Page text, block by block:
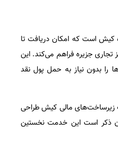
کیش است که امکان دریافت تا
تجاری جزیره فراهم می‌کند. این
را بدون نیاز به حمل پول نقد
زیرساخت‌های مالی کیش طراحی
ذکر است این خدمت نخستین